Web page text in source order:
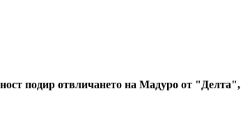
подир отвличането на Мадуро от "Делта",